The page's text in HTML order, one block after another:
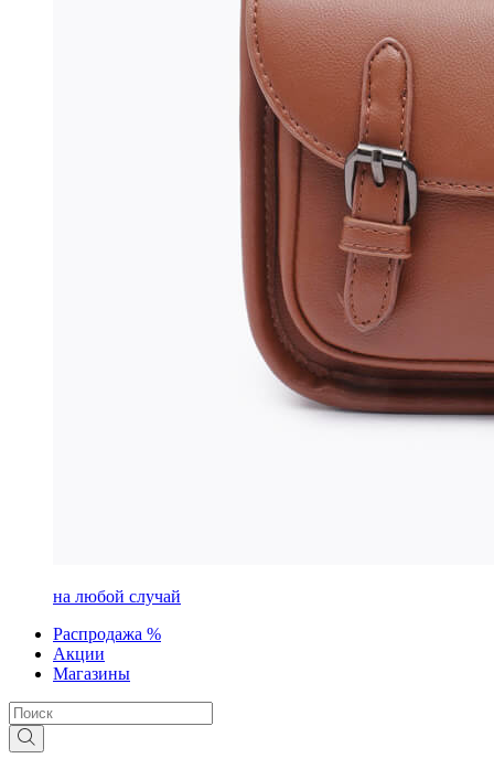
на любой случай
Распродажа %
Акции
Магазины